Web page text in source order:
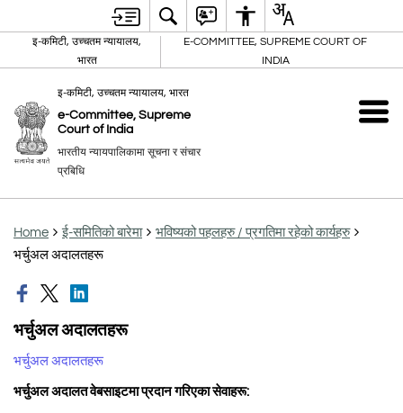
इ-कमिटी, उच्चतम न्यायालय,
भारत
E-COMMITTEE, SUPREME COURT OF
INDIA
इ-कमिटी, उच्चतम न्यायालय, भारत
e-Committee, Supreme
Court of India
भारतीय न्यायपालिकामा सूचना र संचार
प्रबिधि
Home ई-समितिको बारेमा
भविष्यको पहलहरु / प्रगतिमा रहेको कार्यहरु
भर्चुअल अदालतहरू
भर्चुअल अदालतहरू
भर्चुअल अदालतहरू
भर्चुअल अदालत वेबसाइटमा प्रदान गरिएका सेवाहरू: